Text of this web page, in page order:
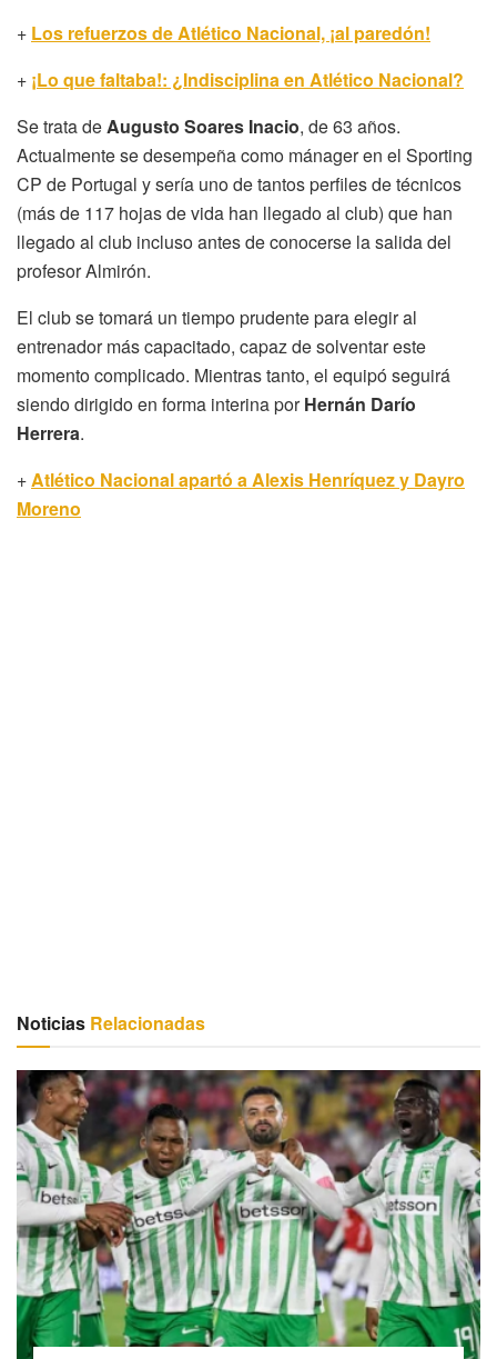
+ Los refuerzos de Atlético Nacional, ¡al paredón!
+ ¡Lo que faltaba!: ¿Indisciplina en Atlético Nacional?
Se trata de Augusto Soares Inacio, de 63 años.
Actualmente se desempeña como mánager en el Sporting
CP de Portugal y sería uno de tantos perfiles de técnicos
(más de 117 hojas de vida han llegado al club) que han
llegado al club incluso antes de conocerse la salida del
profesor Almirón.
El club se tomará un tiempo prudente para elegir al
entrenador más capacitado, capaz de solventar este
momento complicado. Mientras tanto, el equipó seguirá
siendo dirigido en forma interina porHernán Darío
Herrera.
+ Atlético Nacional apartó a Alexis Henríquez y Dayro
Moreno
Noticias Relacionadas